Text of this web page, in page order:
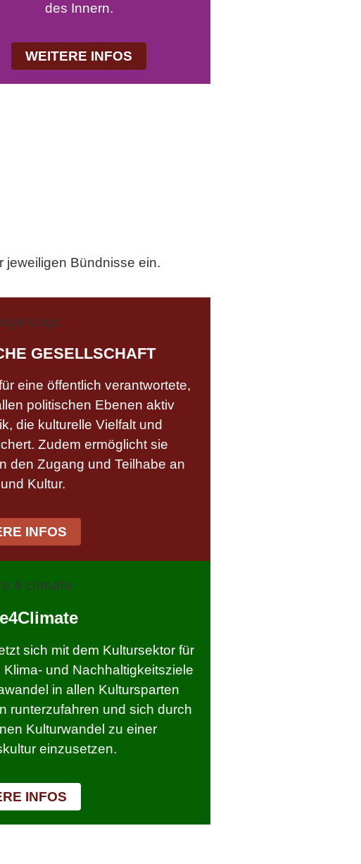
des Innern.
WEITERE INFOS
jeweiligen Bündnisse ein.
GESELLSCHAFT
eine öffentlich verantwortete,
politischen Ebenen aktiv
die kulturelle Vielfalt und
Zudem ermöglicht sie
den Zugang und Teilhabe an
Kultur.
INFOS
sich mit dem Kultursektor für
und Nachhaltigkeitsziele
in allen Kultursparten
runterzufahren und sich durch
Kulturwandel zu einer
einzusetzen.
INFOS